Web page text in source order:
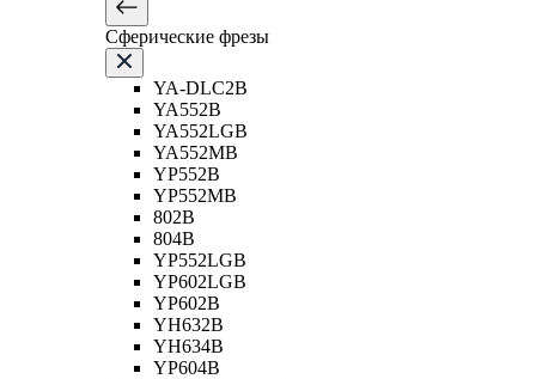
Сферические фрезы
YA-DLC2B
YA552B
YA552LGB
YA552MB
YP552B
YP552MB
802B
804B
YP552LGB
YP602LGB
YP602B
YH632B
YH634B
YP604B